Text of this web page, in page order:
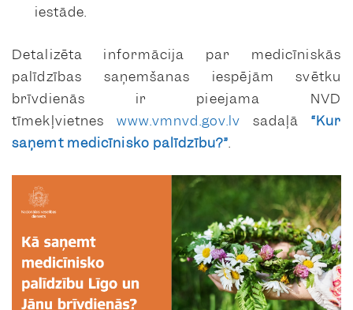
iestāde.
Detalizēta informācija par medicīniskās
palīdzības saņemšanas iespējām svētku
brīvdienās ir pieejama NVD
tīmekļvietnes www.vmnvd.gov.lv sadaļā
“Kur
saņemt medicīnisko palīdzību?”.